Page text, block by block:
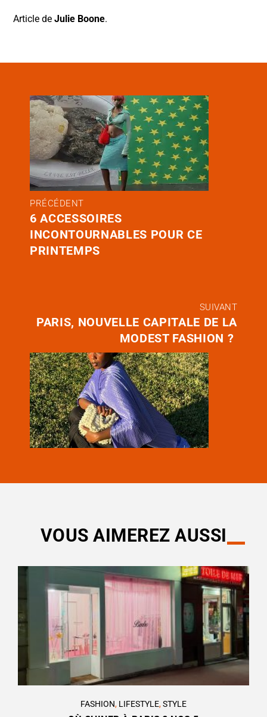
Article deJulie Boone.
PRÉCÉDENT
6 ACCESSOIRES
INCONTOURNABLES POUR CE
PRINTEMPS
SUIVANT
PARIS, NOUVELLE CAPITALE DE LA
MODEST FASHION ?
VOUS AIMEREZ AUSSI
FASHION, LIFESTYLE,STYLE